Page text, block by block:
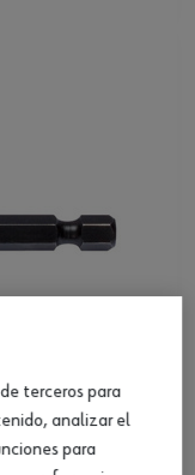
ajuste
terceros para
analizar el
para